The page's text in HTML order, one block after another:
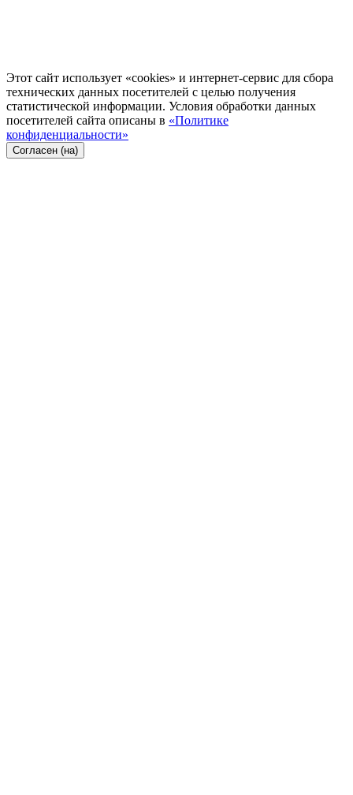
Этот сайт использует «cookies» и интернет-сервис для сбора
технических данных посетителей с целью получения
статистической информации. Условия обработки данных
посетителей сайта описаны в «Политике
конфиденциальности»
Согласен (на)